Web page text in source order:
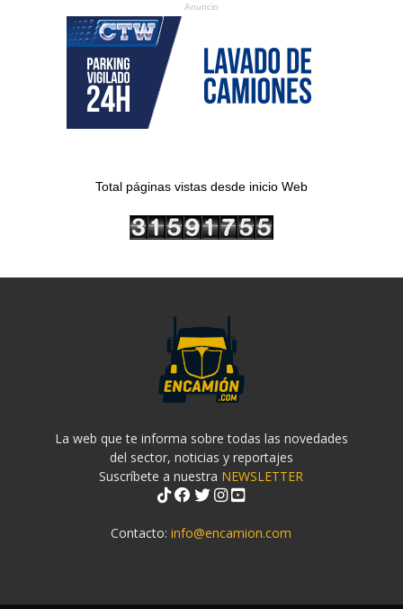
Anuncio
Total páginas vistas desde inicio Web
La web que te informa sobre todas las novedades
del sector, noticias y reportajes
Suscríbete a nuestra NEWSLETTER
Contacto:info@encamion.com